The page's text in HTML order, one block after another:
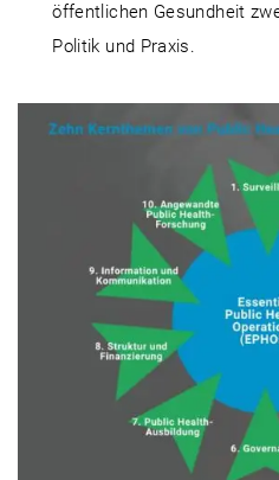
öffentlichen Gesundheit
Politik und Praxis.